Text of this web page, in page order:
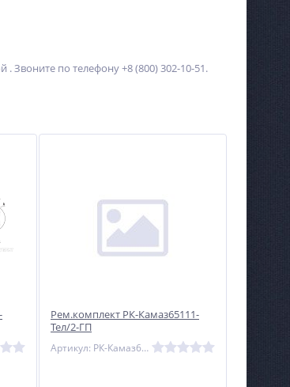
STRONG S
КОНТУР MIG-MMA-150
Звоните по телефону +8 (800) 302-10-51.
Рем.комплект РК-Камаз65111-
Тел/2-ГП
Артикул: РК-Камаз65111-Тел/2-ГП